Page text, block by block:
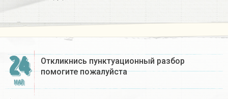
24
МАЙ
Откликнись пунктуационный разбор
помогите пожалуйста​